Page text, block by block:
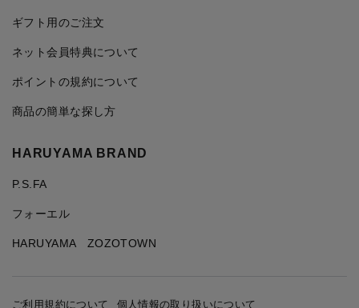
ギフト用のご注文
ネット会員特典について
ポイントの規約について
商品の簡単な探し方
HARUYAMA BRAND
P.S.FA
フォーエル
HARUYAMA ZOZOTOWN
ご利用規約について 個人情報の取り扱いについて